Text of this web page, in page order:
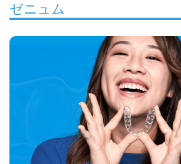
ゼニュム